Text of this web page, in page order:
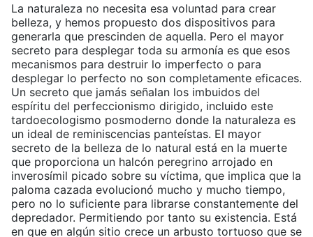
La naturaleza no necesita esa voluntad para crear
belleza, y hemos propuesto dos dispositivos para
generarla que prescinden de aquella. Pero el mayor
secreto para desplegar toda su armonía es que esos
mecanismos para destruir lo imperfecto o para
desplegar lo perfecto no son completamente eficaces.
Un secreto que jamás señalan los imbuidos del
espíritu del perfeccionismo dirigido, incluido este
tardoecologismo posmoderno donde la naturaleza es
un ideal de reminiscencias panteístas. El mayor
secreto de la belleza de lo natural está en la muerte
que proporciona un halcón peregrino arrojado en
inverosímil picado sobre su víctima, que implica que la
paloma cazada evolucionó mucho y mucho tiempo,
pero no lo suficiente para librarse constantemente del
depredador. Permitiendo por tanto su existencia. Está
en que en algún sitio crece un arbusto tortuoso que se